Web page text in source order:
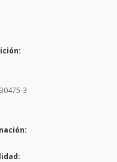
3